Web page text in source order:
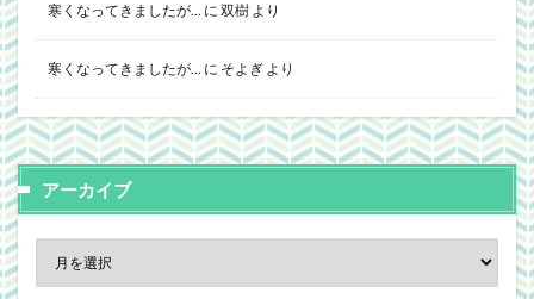
寒くなってきましたが… に 双樹 より
寒くなってきましたが… に そよぎ より
アーカイブ